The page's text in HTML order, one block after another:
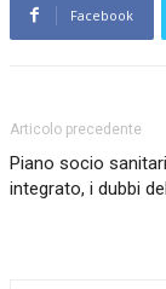
Facebook
Articolo precedente
Piano socio
integrato, i dubbi